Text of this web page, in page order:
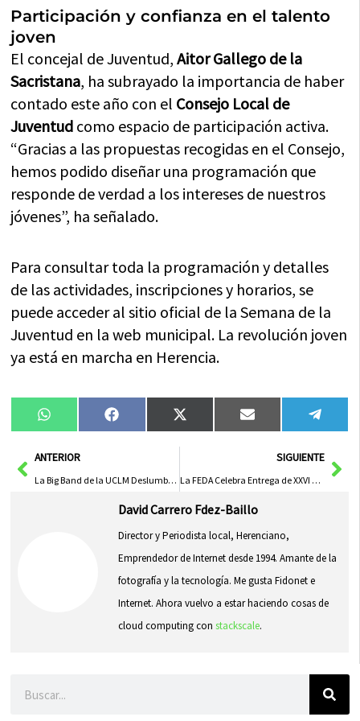
Participación y confianza en el talento
joven
El concejal de Juventud,Aitor Gallego de la
Sacristana, ha subrayado la importancia de haber
contado este año con el Consejo Local de
Juventud como espacio de participación activa.
“Gracias a las propuestas recogidas en el Consejo,
hemos podido diseñar una programación que
responde de verdad a los intereses de nuestros
jóvenes”, ha señalado.
Para consultar toda la programación y detalles
de las actividades, inscripciones y horarios, se
puede acceder al sitio oficial de la Semana de la
Juventud en la web municipal. La revolución joven
ya está en marcha en Herencia.
Compartir
en
WhatsAppCompartir
en
FacebookCompartir
en
X
(Twitter)
Compartir
en
Email
en
AntANTERIOR
La Big Band de la UCLM Deslumbrará en Fuensanta el Próximo Miércoles
SIGUIENTE
La FEDA Celebra Entrega de XXVI Premios San Juan a Empresas de Albacete y C-LM
David Carrero Fdez-Baillo
Director y Periodista local, Herenciano,
Emprendedor de Internet desde 1994. Amante de la
fotografía y la tecnología. Me gusta Fidonet e
Internet. Ahora vuelvo a estar haciendo cosas de
cloud computing con stackscale.